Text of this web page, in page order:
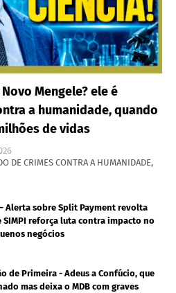
Mengele? ele é
a humanidade, quando
de vidas
DE CRIMES CONTRA A HUMANIDADE,
Alerta sobre Split Payment revolta
SIMPI reforça luta contra impacto no
negócios
de Primeira - Adeus a Confúcio, que
mas deixa o MDB com graves